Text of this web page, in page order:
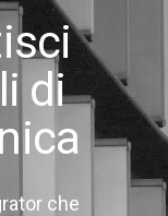
di
che